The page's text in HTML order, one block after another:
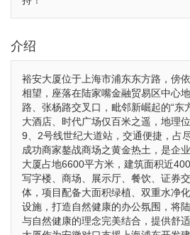
介绍
裕安大厦位于上海市浦东东方路，傍
相望，座落在陆家嘴金融贸易区中心
路、张杨路交叉口，毗邻新崛起的“东
大酒店、时代广场仅百米之遥，地理
9、2号线世纪大道站，交通便捷，占
成功商家鏊战商场之黄金热土，是企业
大厦占地6600平方米，建筑面积近
写字楼、商场、展示厅、餐饮、证券
体，项目配备大面积绿植、双重水净
设施，打造自然健康的办公氛围，将
与自然健康的理念完美结合，提供舒